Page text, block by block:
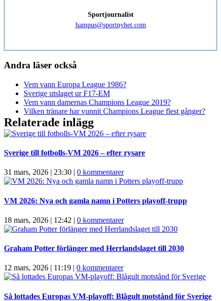
Sportjournalist
hampus@sportnyhet.com
Andra läser också
Vem vann Europa League 1986?
Sverige utslaget ur F17-EM
Vem vann damernas Champions League 2019?
Vilken tränare har vunnit Champions League flest gånger?
Relaterade inlägg
Sverige till fotbolls-VM 2026 – efter rysare
31 mars, 2026 | 23:30 | 0 kommentarer
VM 2026: Nya och gamla namn i Potters playoff-trupp
18 mars, 2026 | 12:42 | 0 kommentarer
Graham Potter förlänger med Herrlandslaget till 2030
12 mars, 2026 | 11:19 0 kommentarer
Så lottades Europas VM-playoff: Blågult motstånd för Sverige